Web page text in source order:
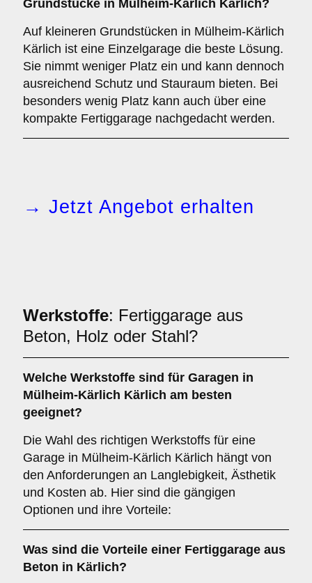
Grundstücke in Mülheim-Kärlich Kärlich?
Auf kleineren Grundstücken in Mülheim-Kärlich
Kärlich ist eine Einzelgarage die beste Lösung.
Sie nimmt weniger Platz ein und kann dennoch
ausreichend Schutz und Stauraum bieten. Bei
besonders wenig Platz kann auch über eine
kompakte Fertiggarage nachgedacht werden.
→ Jetzt Angebot erhalten
Werkstoffe: Fertiggarage aus
Beton, Holz oder Stahl?
Welche Werkstoffe sind für Garagen in
Mülheim-Kärlich Kärlich am besten
geeignet?
Die Wahl des richtigen Werkstoffs für eine
Garage in Mülheim-Kärlich Kärlich hängt von
den Anforderungen an Langlebigkeit, Ästhetik
und Kosten ab. Hier sind die gängigen
Optionen und ihre Vorteile:
Was sind die Vorteile einer Fertiggarage aus
Beton in Kärlich?